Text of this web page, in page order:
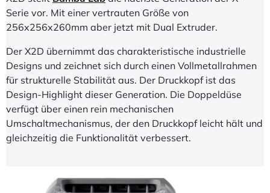
Serie vor. Mit einer vertrauten Größe von
256x256x260mm aber jetzt mit Dual Extruder.
Der X2D übernimmt das charakteristische industrielle
Designs und zeichnet sich durch einen Vollmetallrahmen
für strukturelle Stabilität aus. Der Druckkopf ist das
Design-Highlight dieser Generation. Die Doppeldüse
verfügt über einen rein mechanischen
Umschaltmechanismus, der den Druckkopf leicht hält und
gleichzeitig die Funktionalität verbessert.